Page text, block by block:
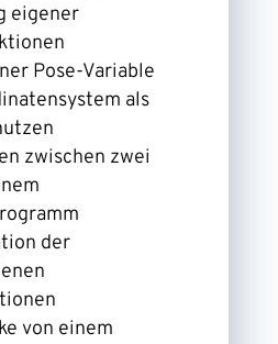
eigener
Pose-Variable
als
zwischen zwei
der
von einem